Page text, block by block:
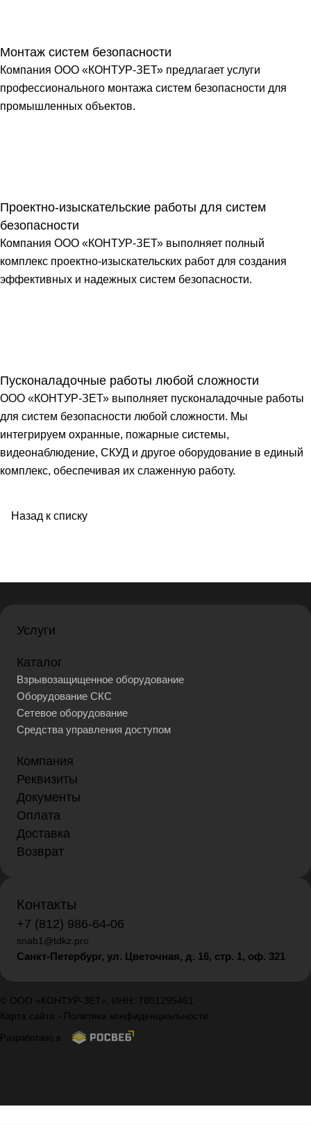
Монтаж систем безопасности
Компания ООО «КОНТУР-ЗЕТ» предлагает услуги
профессионального монтажа систем безопасности для
промышленных объектов.
Проектно-изыскательские работы для систем
безопасности
Компания ООО «КОНТУР-ЗЕТ» выполняет полный
комплекс проектно-изыскательских работ для создания
эффективных и надежных систем безопасности.
Пусконаладочные работы любой сложности
ООО «КОНТУР-ЗЕТ» выполняет пусконаладочные работы
для систем безопасности любой сложности. Мы
интегрируем охранные, пожарные системы,
видеонаблюдение, СКУД и другое оборудование в единый
комплекс, обеспечивая их слаженную работу.
Назад к списку
Услуги
Каталог
Взрывозащищенное оборудование
Оборудование СКС
Сетевое оборудование
Средства управления доступом
Компания
Реквизиты
Документы
Оплата
Доставка
Возврат
Контакты
+7 (812) 986-64-06
snab1@tdkz.pro
Санкт-Петербург, ул. Цветочная, д. 16, стр. 1, оф. 321
© ООО «КОНТУР-ЗЕТ», ИНН: 7801295461
Карта сайта - Политика конфиденциальности
Разработано в